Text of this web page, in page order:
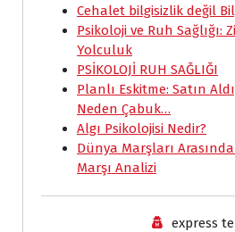
e
b
o
o
k
t
s
A
p
p
i
l
k
e
d
I
Cehalet bilgisizlik değil
Psikoloji ve Ruh
Yolculuk
PSİKOLOJİ RUH SAĞLIĞI
Planlı Eskitme: Satın
Neden Çabuk…
Algı Psikolojisi Nedir?
Dünya Marşları
Marşı Analizi
express